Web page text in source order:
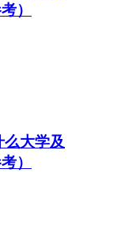
）
大学及
）